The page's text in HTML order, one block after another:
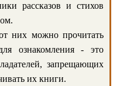
рассказов и стихов
них можно прочитать
ознакомления - это
запрещающих
их книги.